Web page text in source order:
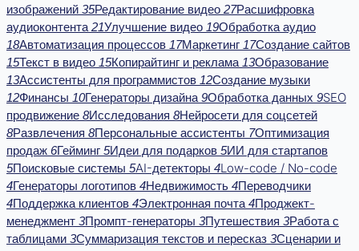
изображений 35Редактирование видео 27Расшифровка
аудиоконтента21Улучшение видео 19Обработка аудио
18Автоматизация процессов 17Маркетинг 17Создание сайтов
15Текст в видео 15Копирайтинг и реклама 13Образование
13Ассистенты для программистов 12Создание музыки
12Финансы 10Генераторы дизайна9Обработка данных 9SEO
продвижение 8Исследования 8Нейросети для соцсетей
8Развлечения 8Персональные ассистенты 7Оптимизация
продаж 6Гейминг 5Идеи для подарков 5ИИ для стартапов
5Поисковые системы 5AI-детекторы 4Low-code / No-code
4Генераторы логотипов 4Недвижимость 4Переводчики
4Поддержка клиентов 4Электронная почта4Проджект-
менеджмент 3Промпт-генераторы 3Путешествия 3Работа с
таблицами 3Суммаризация текстов и пересказ 3Сценарии и